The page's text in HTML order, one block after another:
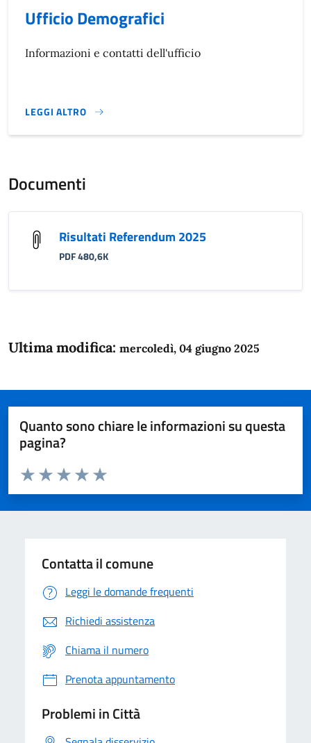
Ufficio Demografici
Informazioni e contatti dell'ufficio
LEGGI ALTRO
}
Documenti
Risultati Referendum 2025
PDF 480,6K
Ultima modifica: mercoledì, 04 giugno 2025
Quanto sono chiare le informazioni su questa
pagina?
Domanda
Valuta da 1 a 5 stelle la pagina
Valuta 5 stelle su 5
Valuta 4 stelle su 5
Valuta 3 stelle su 5
Valuta 2 stelle su 5
Valuta 1 stelle su 5
Contatta il comune
Leggi le domande frequenti
Richiedi assistenza
Chiama il numero
Prenota appuntamento
Problemi in Città